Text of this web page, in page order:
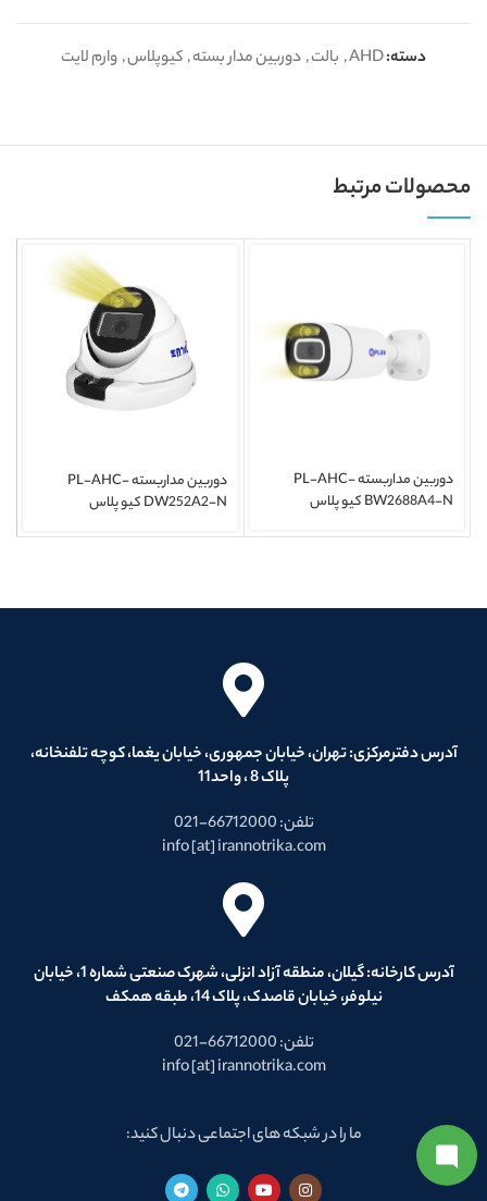
دسته:AHD
, بالت, دوربین مدار بسته, کیوپلاس, وارم لایت
محصولات مرتبط
دوربین مداربسته PL-AHC-
BW2688A4-N کیو پلاس
دوربین مداربسته PL-AHC-
DW252A2-N کیو پلاس
آدرس دفترمرکزی: تهران، خیابان جمهوری، خیابان یغما، کوچه تلفنخانه،
پلاک 8 ، واحد11
تلفن: 66712000-021
info [at] irannotrika.com
آدرس کارخانه: گیلان، منطقه آزاد انزلی، شهرک صنعتی شماره 1، خیابان
نیلوفر، خیابان قاصدک، پلاک 14، طبقه همکف
تلفن: 66712000-021
info [at] irannotrika.com
ما را در شبکه های اجتماعی دنبال کنید: